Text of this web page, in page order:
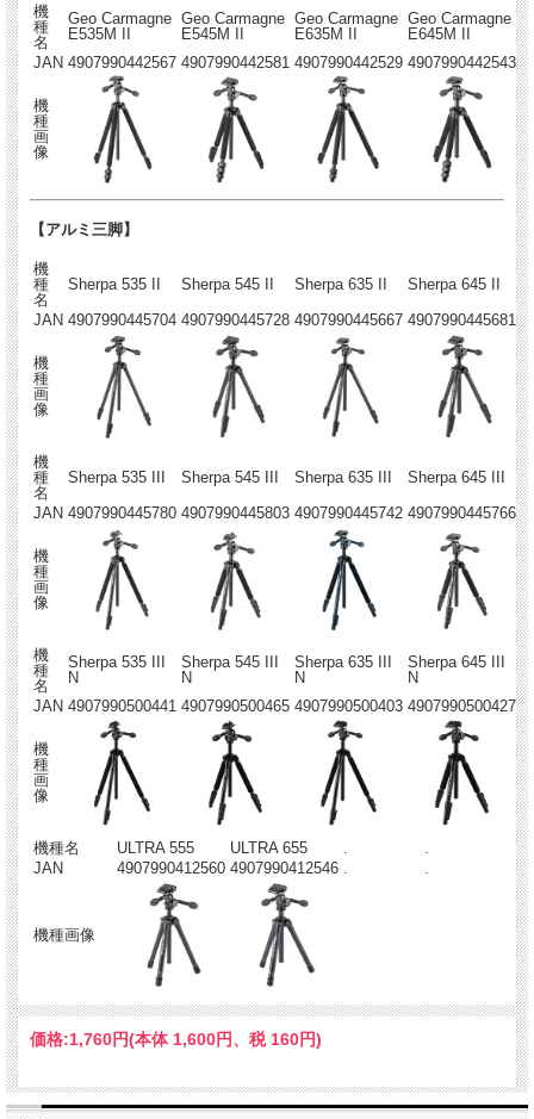
機
種
名
Geo Carmagne
E535M II
Geo Carmagne
E545M II
Geo Carmagne
E635M II
Geo Carmagne
E645M II
JAN 4907990442567 4907990442581 4907990442529 4907990442543
機
種
画
像
【アルミ三脚】
機
種
名
Sherpa 535 II Sherpa 545 II Sherpa 635 II
Sherpa 645 II
JAN 4907990445704 4907990445728 4907990445667 4907990445681
機
種
画
像
機
種
名
Sherpa 535 III Sherpa 545 III Sherpa 635 III
Sherpa 645 III
JAN 4907990445780 4907990445803 4907990445742 4907990445766
機
種
画
像
機
種
名
Sherpa 535 III
N
Sherpa 545 III
N
Sherpa 635 III
N
Sherpa 645 III
N
JAN 4907990500441 4907990500465 4907990500403 4907990500427
機
種
画
像
機種名 ULTRA 555 ULTRA 655 .
.
JAN
4907990412560 4907990412546 . .
機種画像
価格:1,760円(本体 1,600円、税 160円)